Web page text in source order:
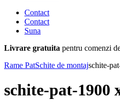
Contact
Contact
Suna
Livrare gratuita pentru comenzi
Rame PatSchite de montajschite-
schite-pat-1900